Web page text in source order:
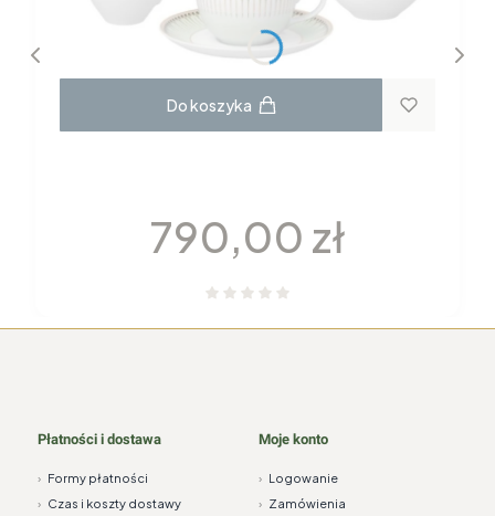
Do koszyka
Cena
790,00 zł
Płatności i dostawa
› Formy płatności
› Czas i koszty dostawy
Moje konto
› Logowanie
› Zamówienia